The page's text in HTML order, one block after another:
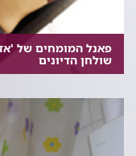
פאנל המומחים של
שולחן הדיונים